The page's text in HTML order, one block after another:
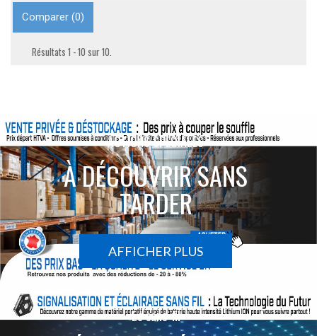
Comparer (0)
Résultats 1 - 10 sur 10.
ACTIONS SPÉCIALES
À DÉCOUVRIR SANS
TARDER
AFFICHER PLUS
Le sans-fil